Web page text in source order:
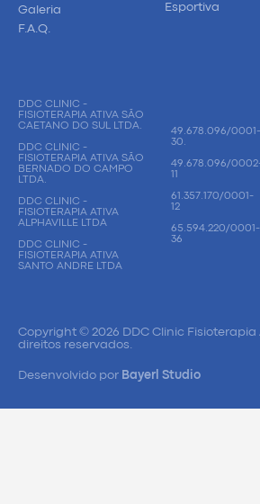
Galeria
F.A.Q.
Esportiva
DDC CLINIC -
FISIOTERAPIA ATIVA SÃO
CAETANO DO SUL LTDA.
DDC CLINIC -
FISIOTERAPIA ATIVA SÃO
BERNADO DO CAMPO
LTDA.
DDC CLINIC -
FISIOTERAPIA ATIVA
ALPHAVILLE LTDA
DDC CLINIC -
FISIOTERAPIA ATIVA
SANTO ANDRE LTDA
49.678.096/0001-
30.
49.678.096/
11
61.357.170/0001-
12
65.594.220/0001-
36
Copyright © 2026 DDC Clinic Fisioterapia
direitos reservados.
Desenvolvido por Bayerl Studio